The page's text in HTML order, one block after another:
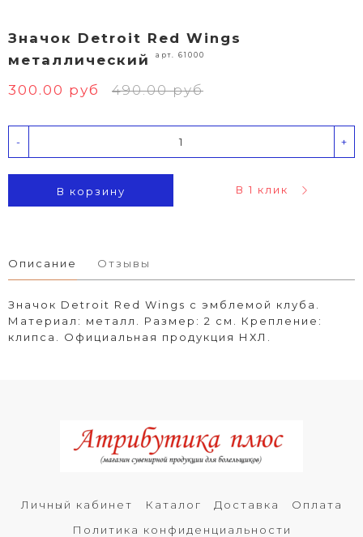
Значок Detroit Red Wings
металлический
арт. 61000
300.00 руб 490.00 руб
- +
В корзину В 1 клик
Описание Отзывы
Значок Detroit Red Wings с эмблемой клуба.
Материал: металл. Размер: 2 см. Крепление:
клипса. Официальная продукция НХЛ.
Личный кабинет Каталог Доставка
Оплата
Политика конфиденциальности